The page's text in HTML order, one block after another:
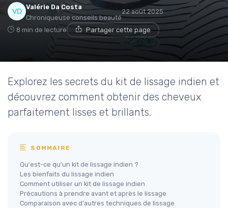
Valérie Da Costa
Chroniqueuse conseils beauté
22 août 2025
8 min de lecture Partager cette page
Explorez les secrets du kit de lissage indien et
découvrez comment obtenir des cheveux
parfaitement lisses et brillants.
SOMMAIRE
Qu'est-ce qu'un kit de lissage indien ?
Les bienfaits du lissage indien
Comment utiliser un kit de lissage indien
Précautions à prendre avant et après le lissage
Comparaison avec d'autres techniques de lissage